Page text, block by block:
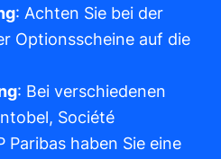
: Achten Sie bei der
Optionsscheine auf die
: Bei verschiedenen
Société
Paribas haben Sie eine